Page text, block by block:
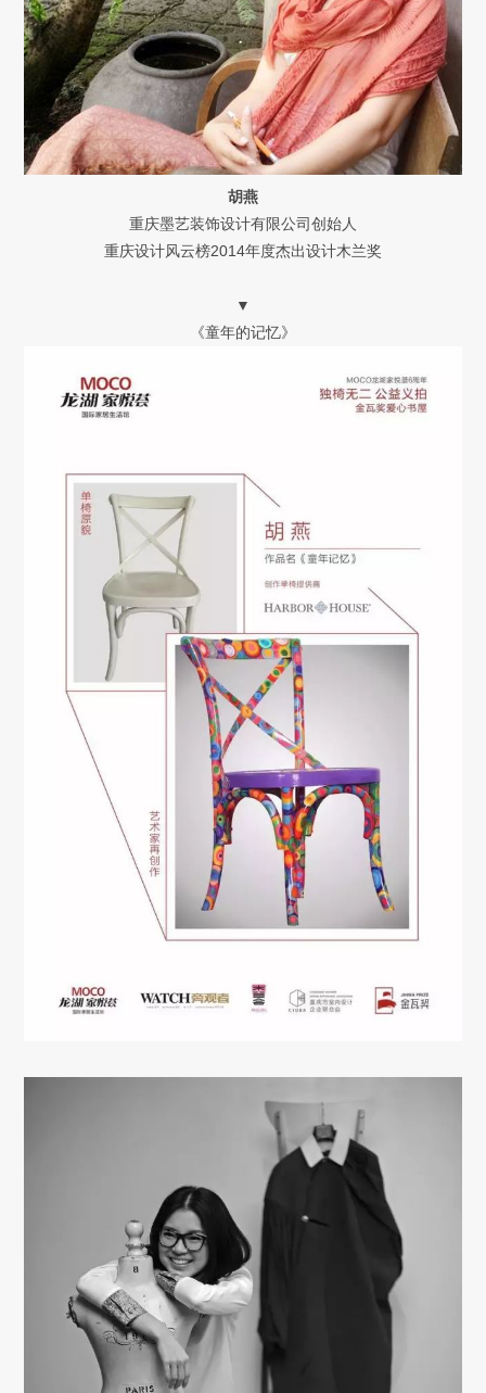
胡燕
重庆墨艺装饰设计有限公司创始人
重庆设计风云榜2014年度杰出设计木兰奖
▼
《童年的记忆》